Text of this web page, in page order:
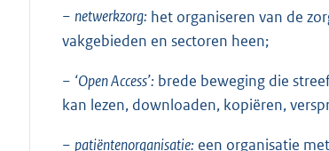
− netwerkzorg: het organiseren van de
vakgebieden en sectoren heen;
− ‘Open Access’: brede beweging die
kan lezen, downloaden, kopiëren,
− patiëntenorganisatie: een organisatie